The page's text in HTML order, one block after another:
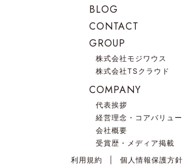
BLOG
CONTACT
GROUP
株式会社モジワウス
株式会社TSクラウド
COMPANY
代表挨拶
経営理念・コアバリュー
会社概要
受賞歴・メディア掲載
利用規約
個人情報保護方針